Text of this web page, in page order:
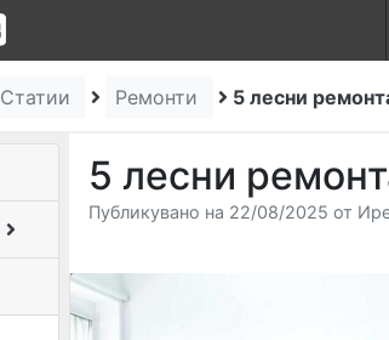
Статии Ремонти 5 лесни
5 лесни
Публикувано на 22/08/2025 от